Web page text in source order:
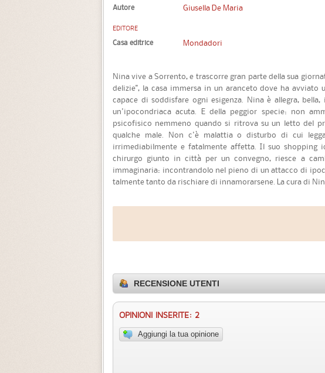
Autore Giusella De Maria
EDITORE
Casa editrice Mondadori
Nina vive a Sorrento, e trascorre gran parte della sua
delizie", la casa immersa in un aranceto dove ha
capace di soddisfare ogni esigenza. Nina è allegra,
un'ipocondriaca acuta. E della peggior specie: non
psicofisico nemmeno quando si ritrova su un letto del
qualche male. Non c'è malattia o disturbo di cui
irrimediabilmente e fatalmente affetta. Il suo shopping
chirurgo giunto in città per un convegno, riesce a
immaginaria: incontrandolo nel pieno di un attacco di
talmente tanto da rischiare di innamorarsene. La cura di
RECENSIONE UTENTI
OPINIONI INSERITE: 2
Aggiungi la tua opinione